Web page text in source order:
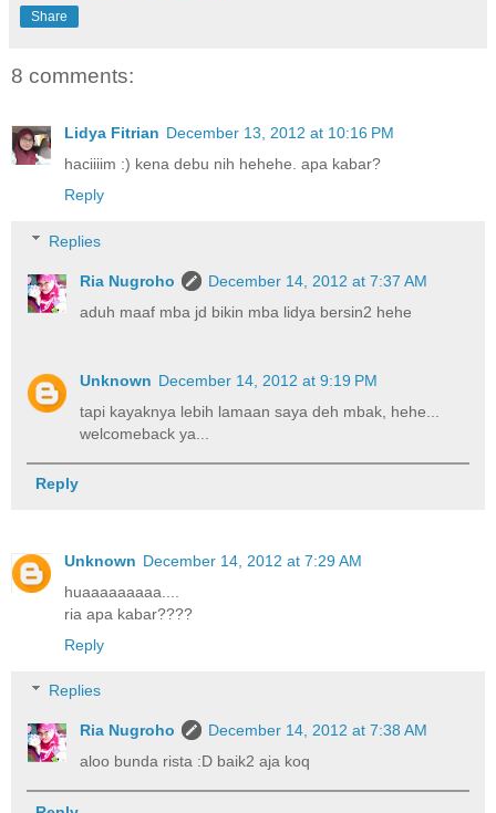
Share
8 comments:
Lidya Fitrian December 13, 2012 at 10:16 PM
haciiiim :) kena debu nih hehehe. apa kabar?
Reply
Replies
Ria Nugroho
December 14, 2012 at 7:37 AM
aduh maaf mba jd bikin mba lidya bersin2 hehe
Unknown December 14, 2012 at 9:19 PM
tapi kayaknya lebih lamaan saya deh mbak, hehe...
welcomeback ya...
Reply
Unknown December 14, 2012 at 7:29 AM
huaaaaaaaaa....
ria apa kabar????
Reply
Replies
Ria Nugroho
December 14, 2012 at 7:38 AM
aloo bunda rista :D baik2 aja koq